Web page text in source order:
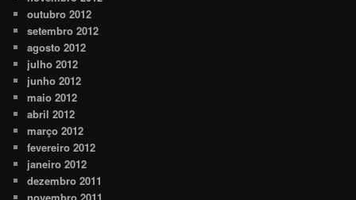
outubro 2012
setembro 2012
agosto 2012
julho 2012
junho 2012
maio 2012
abril 2012
março 2012
fevereiro 2012
janeiro 2012
dezembro 2011